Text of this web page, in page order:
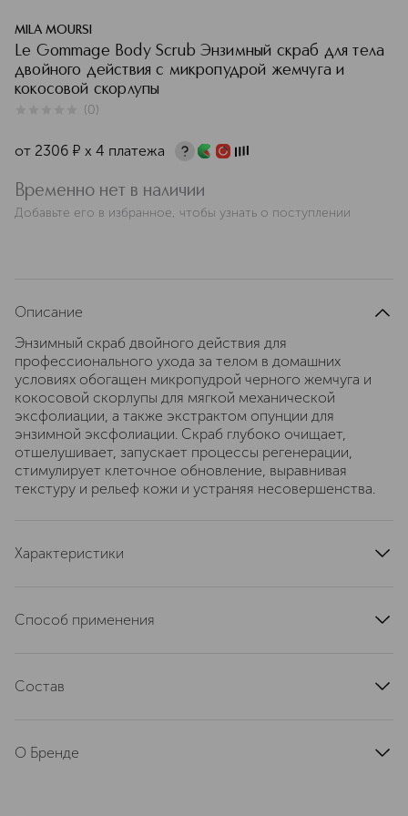
MILA MOURSI
Le Gommage Body Scrub Энзимный скраб для тела
двойного действия с микропудрой жемчуга и
кокосовой скорлупы
(0)
от 2306 ¤ х 4 платежа
Временно нет в наличии
Добавьте его в избранное, чтобы узнать о поступлении
Описание
Энзимный скраб двойного действия для
профессионального ухода за телом в домашних
условиях обогащен микропудрой черного жемчуга и
кокосовой скорлупы для мягкой механической
эксфолиации, а также экстрактом опунции для
энзимной эксфолиации. Скраб глубоко очищает,
отшелушивает, запускает процессы регенерации,
стимулирует клеточное обновление, выравнивая
текстуру и рельеф кожи и устраняя несовершенства.
Характеристики
Способ применения
Состав
alkyl acrylate crosspolymer, glycerin, 1,2-hexanediol,
О Бренде